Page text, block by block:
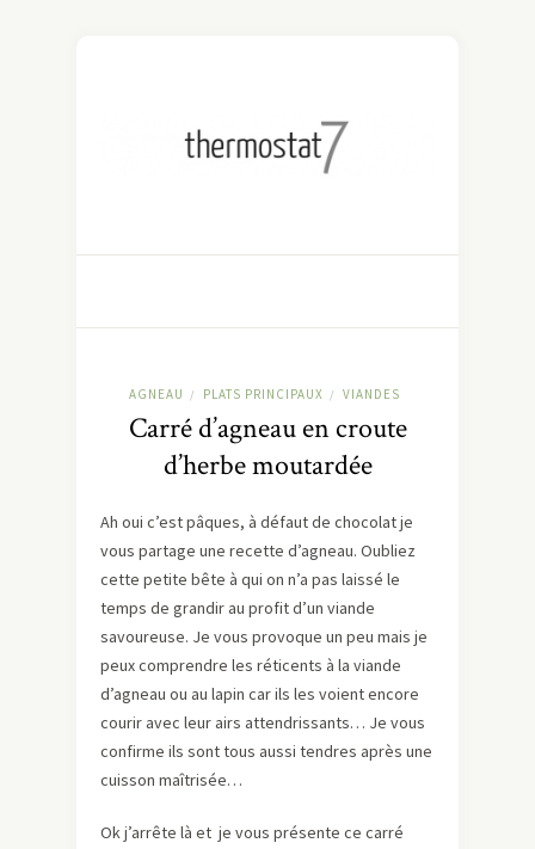
AGNEAU / PLATS PRINCIPAUX / VIANDES
Carré d’agneau en croute
d’herbe moutardée
Ah oui c’est pâques, à défaut de chocolat je
vous partage une recette d’agneau. Oubliez
cette petite bête à qui on n’a pas laissé le
temps de grandir au profit d’un viande
savoureuse. Je vous provoque un peu mais je
peux comprendre les réticents à la viande
d’agneau ou au lapin car ils les voient encore
courir avec leur airs attendrissants… Je vous
confirme ils sont tous aussi tendres après une
cuisson maîtrisée…
Ok j’arrête là et je vous présente ce carré